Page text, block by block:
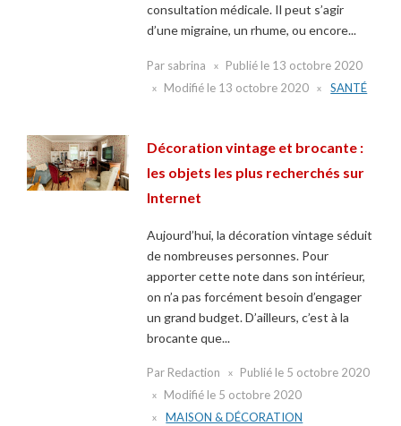
consultation médicale. Il peut s’agir
d’une migraine, un rhume, ou encore...
Par sabrina Publié le 13 octobre 2020
Modifié le 13 octobre 2020 SANTÉ
Décoration vintage et brocante :
les objets les plus recherchés sur
Internet
Aujourd’hui, la décoration vintage séduit
de nombreuses personnes. Pour
apporter cette note dans son intérieur,
on n’a pas forcément besoin d’engager
un grand budget. D’ailleurs, c’est à la
brocante que...
Par Redaction Publié le 5 octobre 2020
Modifié le 5 octobre 2020
MAISON & DÉCORATION